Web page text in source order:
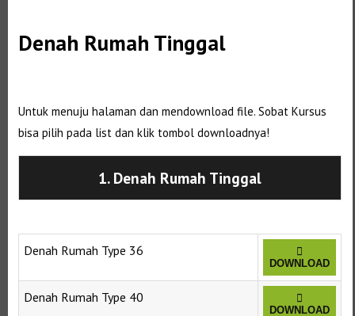
Denah Rumah Tinggal
Untuk menuju halaman dan mendownload file. Sobat Kursus
bisa pilih pada list dan klik tombol downloadnya!
1. Denah Rumah Tinggal
Denah Rumah Type 36
DOWNLOAD
Denah Rumah Type 40
DOWNLOAD